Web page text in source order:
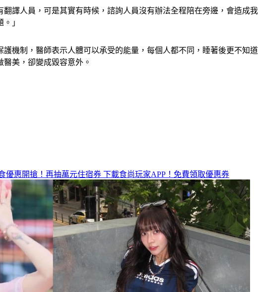
譯人員，可是其實有時候，諮詢人員沒有辦法全程陪在旁邊，會造成
」
機制，醫師表示人體可以承受的能量，每個人都不同，睡著後更不知
美，卻變成毀容意外。
優惠開搶！再抽萬元住宿券 下載食尚玩家APP！免費領取優惠券